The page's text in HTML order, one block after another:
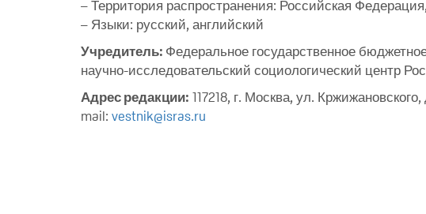
– Территория распространения: Российская
– Языки: русский, английский
Учредитель: Федеральное государственное
научно-исследовательский социологический центр
Адрес редакции: 117218, г. Москва, ул.
mail: vestnik@isras.ru